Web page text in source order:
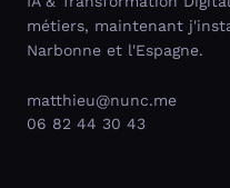
métiers, maintenant
Narbonne et l'Espagne.
matthieu@nunc.me
06 82 44 30 43